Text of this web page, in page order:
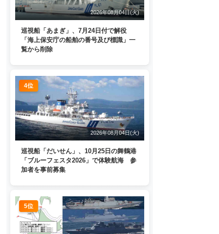
2026年08月04日(火)
巡視船「あまぎ」、7月24日付で解役
「海上保安庁の船舶の番号及び標識」一
覧から削除
4位
2026年08月04日(火)
巡視船「だいせん」、10月25日の舞鶴港
「ブルーフェスタ2026」で体験航海 参
加者を事前募集
5位